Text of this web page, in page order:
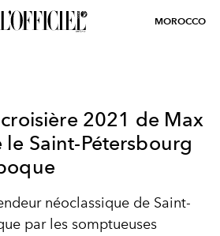
MOROCCO
2021 de Max
Saint-Pétersbourg
néoclassique de Saint-
par les somptueuses